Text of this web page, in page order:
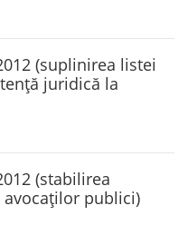
(suplinirea listei
juridică la
(stabilirea
publici)